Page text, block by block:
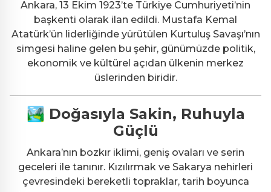
Ankara, 13 Ekim 1923’te Türkiye Cumhuriyeti’nin
başkenti olarak ilan edildi. Mustafa Kemal
Atatürk’ün liderliğinde yürütülen Kurtuluş Savaşı’nın
simgesi haline gelen bu şehir, günümüzde politik,
ekonomik ve kültürel açıdan ülkenin merkez
üslerinden biridir.
🏞 Doğasıyla Sakin, Ruhuyla
Güçlü
Ankara’nın bozkır iklimi, geniş ovaları ve serin
geceleri ile tanınır. Kızılırmak ve Sakarya nehirleri
çevresindeki bereketli topraklar, tarih boyunca